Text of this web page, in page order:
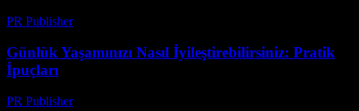
PR Publisher-
Günlük Yaşamınızı Nasıl İyileştirebilirsiniz: Pratik
İpuçları
PR Publisher-